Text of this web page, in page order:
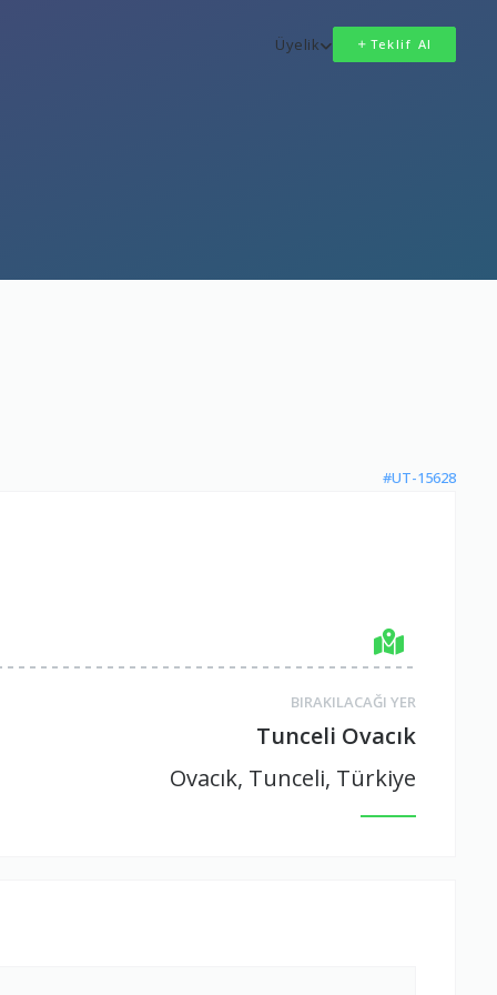
Üyelik Teklif Al
#UT-15628
BIRAKILACAĞI YER
Tunceli Ovacık
Ovacık, Tunceli, Türkiye